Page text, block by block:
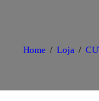
Home Loja